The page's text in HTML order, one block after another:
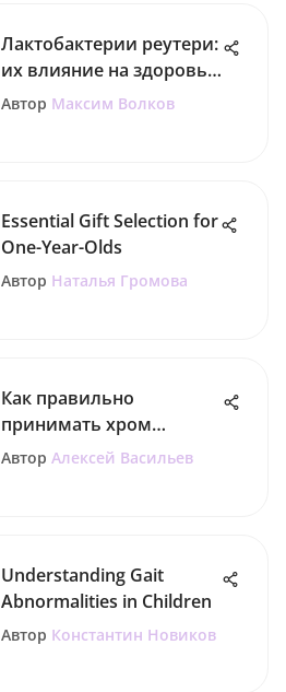
Лактобактерии реутери:
их влияние на здоровье
детей
Автор Максим Волков
Essential Gift Selection for
One-Year-Olds
Автор Наталья Громова
Как правильно
принимать хром
пиколинат для
Автор Алексей Васильев
Understanding Gait
Abnormalities in Children
Автор Константин Новиков